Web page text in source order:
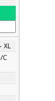
XL
C